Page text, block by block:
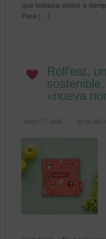
que todavía estáis a
Para […]
Roll’eat,
«nueva
MAYO 27, 2020 BY